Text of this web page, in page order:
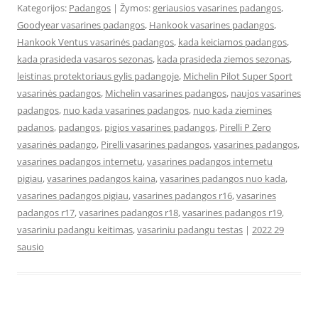
Kategorijos: Padangos | Žymos:geriausios vasarines padangos,
Goodyear vasarines padangos, Hankook vasarines padangos,
Hankook Ventus vasarinės padangos, kada keiciamos padangos,
kada prasideda vasaros sezonas, kada prasideda ziemos sezonas,
leistinas protektoriaus gylis padangoje, Michelin Pilot Super Sport
vasarinės padangos, Michelin vasarines padangos, naujos vasarines
padangos, nuo kada vasarines padangos, nuo kada ziemines
padanos, padangos, pigios vasarines padangos, Pirelli P Zero
vasarinės padango, Pirelli vasarines padangos,vasarines padangos,
vasarines padangos internetu,vasarines padangos internetu
pigiau,vasarines padangos kaina,vasarines padangos nuo kada,
vasarines padangos pigiau,vasarines padangos r16,vasarines
padangos r17,vasarines padangos r18,vasarines padangos r19,
vasariniu padangu keitimas,vasariniu padangu testas | 2022 29
sausio